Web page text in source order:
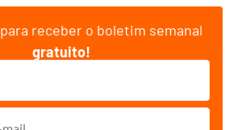
para receber o boletim semanal
gratuito!